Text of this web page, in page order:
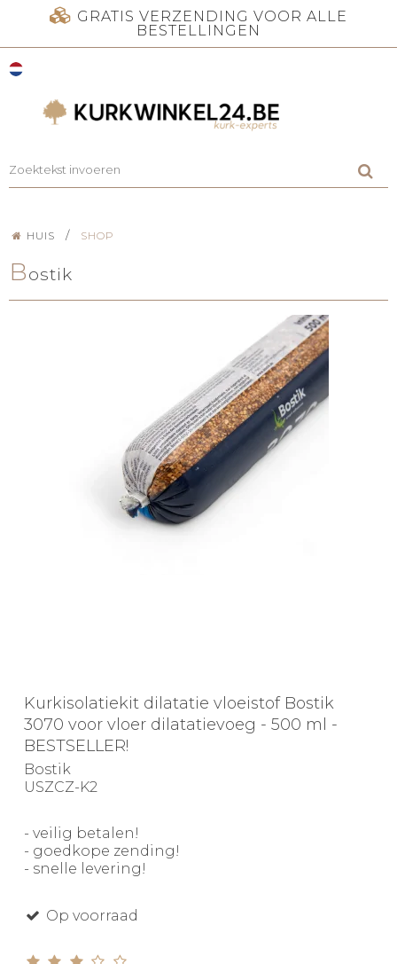
GRATIS VERZENDING VOOR ALLE
BESTELLINGEN
HUIS / SHOP
Bostik
Kurkisolatiekit dilatatie vloeistof Bostik
3070 voor vloer dilatatievoeg - 500 ml -
BESTSELLER!
Bostik
USZCZ-K2
- veilig betalen!
- goedkope zending!
- snelle levering!
Op voorraad